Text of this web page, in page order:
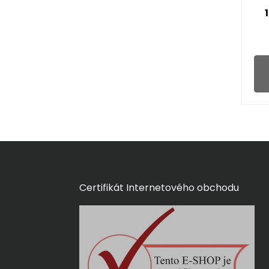
Certifikát Internetového obchodu